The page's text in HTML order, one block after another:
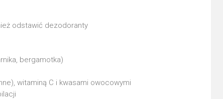
odstawić dezodoranty
bergamotka)
witaminą C i kwasami owocowymi